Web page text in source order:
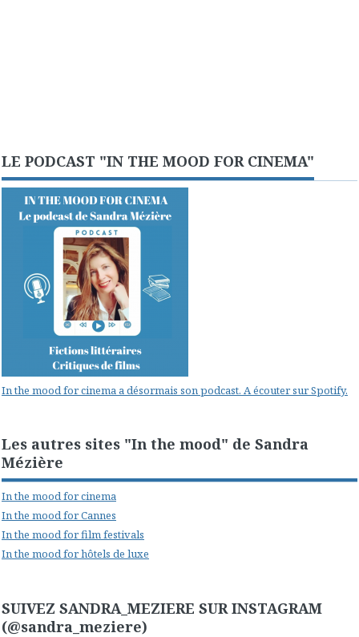
LE PODCAST "IN THE MOOD FOR CINEMA"
In the mood for cinema a désormais son podcast. A écouter sur Spotify.
Les autres sites "In the mood" de Sandra
Mézière
In the mood for cinema
In the mood for Cannes
In the mood for film festivals
In the mood for hôtels de luxe
SUIVEZ SANDRA_MEZIERE SUR INSTAGRAM
(@sandra_meziere)